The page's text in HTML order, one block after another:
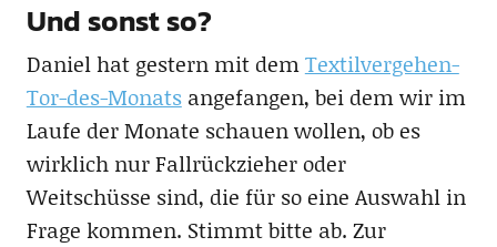
Und sonst so?
Daniel hat gestern mit demTextilvergehen-
Tor-des-Monatsangefangen, bei dem wir im
Laufe der Monate schauen wollen, ob es
wirklich nur Fallrückzieher oder
Weitschüsse sind, die für so eine Auswahl in
Frage kommen. Stimmt bitte ab. Zur